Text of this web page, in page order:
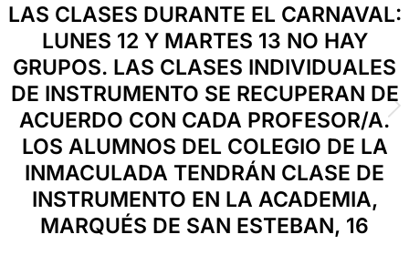
LAS CLASES DURANTE EL CARNAVAL:
LUNES 12 Y MARTES 13 NO HAY
GRUPOS. LAS CLASES INDIVIDUALES
DE INSTRUMENTO SE RECUPERAN DE
ACUERDO CON CADA PROFESOR/A.
LOS ALUMNOS DEL COLEGIO DE LA
INMACULADA TENDRÁN CLASE DE
INSTRUMENTO EN LA ACADEMIA,
MARQUÉS DE SAN ESTEBAN, 16